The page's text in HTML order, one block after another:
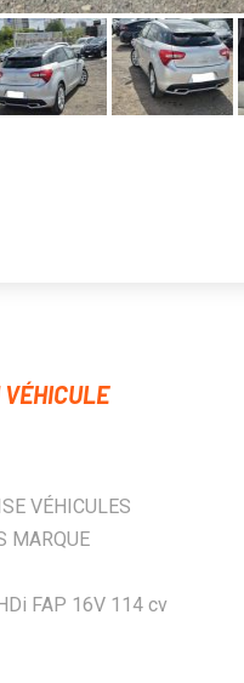
VÉHICULE
VÉHICULES
MARQUE
FAP 16V 114 cv